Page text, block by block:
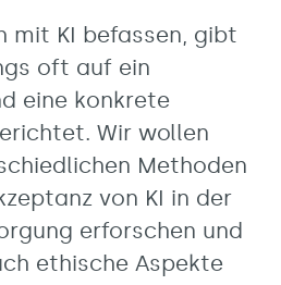
mit KI befassen, gibt
oft auf ein
eine konkrete
Wir wollen
Methoden
von KI in der
erforschen und
ethische Aspekte